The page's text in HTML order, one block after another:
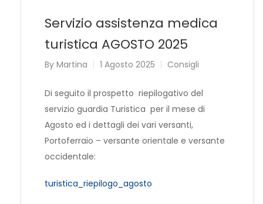
Servizio assistenza medica
turistica AGOSTO 2025
By Martina 1 Agosto 2025 Consigli
Di seguito il prospetto riepilogativo del
servizio guardia Turistica per il mese di
Agosto ed i dettagli dei vari versanti,
Portoferraio – versante orientale e versante
occidentale:
turistica_riepilogo_agosto